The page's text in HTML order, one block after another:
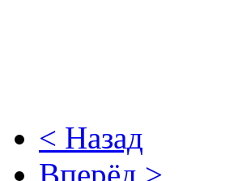
< Назад
Вперёд >